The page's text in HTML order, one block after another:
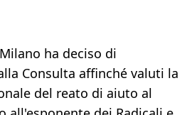
ha deciso di
Consulta affinché valuti la
del reato di aiuto al